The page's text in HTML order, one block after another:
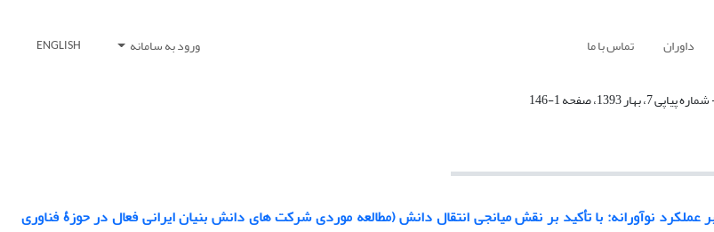
داوران تماس با ما ورود به سامانه ENGLISH
عملکرد نوآورانه: با تأکید بر نقش میانجی انتقال دانش (مطالعه موردی شرکت های دانش بنیان ایرانی فعال در حوزۀ فناوری